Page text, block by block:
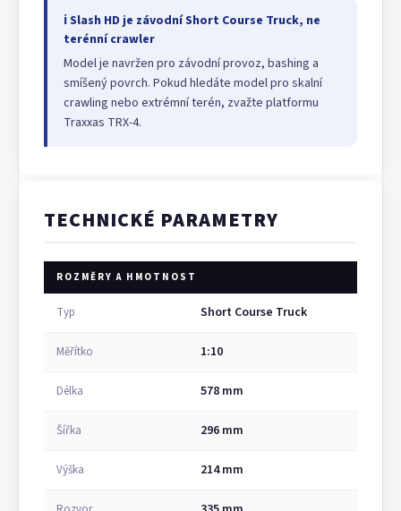
ℹ Slash HD je závodní Short Course Truck, ne
terénní crawler
Model je navržen pro závodní provoz, bashing a
smíšený povrch. Pokud hledáte model pro skalní
crawling nebo extrémní terén, zvažte platformu
Traxxas TRX-4.
TECHNICKÉ PARAMETRY
ROZMĚRY A HMOTNOST
Typ Short Course Truck
Měřítko 1:10
Délka 578 mm
Šířka 296 mm
Výška 214 mm